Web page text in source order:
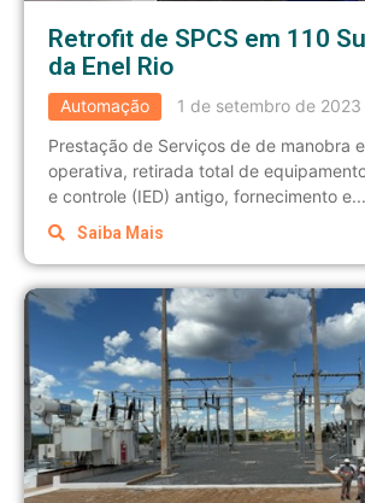
Retrofit de SPCS em 110
da Enel Rio
Automação
1 de setembro de 2023
Prestação de Serviços de de manobra
operativa, retirada total de
e controle (IED) antigo, fornecimento e...
Saiba Mais